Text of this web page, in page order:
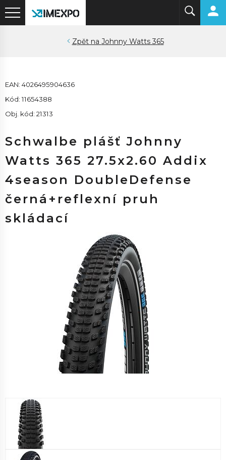
Johnny Watts 365
EAN: 4026495904636
Kód: 11654388
Obj. kód: 21313
Schwalbe plášť Johnny
Watts 365 27.5x2.60 Addix
4season DoubleDefense
černá+reflexní pruh
skládací